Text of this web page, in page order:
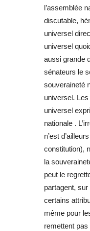
l’assemblée
discutable,
universel
universel
aussi grande
sénateurs le
souveraineté
universel.
universel
nationale .
n’est
constitution),
la
peut le
partagent,
certains
même pour
remettent